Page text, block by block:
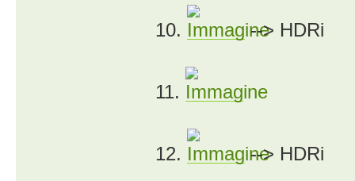
10. --> HDRi
11.
12. --> HDRi